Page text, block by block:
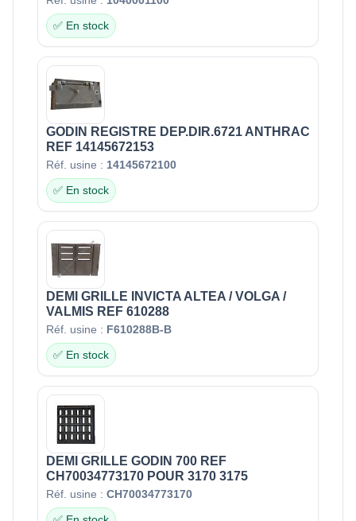
✅ En stock
GODIN REGISTRE DEP.DIR.6721 ANTHRAC
REF 14145672153
Réf. usine : 14145672100
✅ En stock
DEMI GRILLE INVICTA ALTEA / VOLGA /
VALMIS REF 610288
Réf. usine : F610288B-B
✅ En stock
DEMI GRILLE GODIN 700 REF
CH70034773170 POUR 3170 3175
Réf. usine : CH70034773170